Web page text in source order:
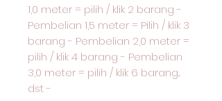
1,0 meter = pilih / klik 2 barang -
Pembelian 1,5 meter = Pilih / klik 3
barang - Pembelian 2,0 meter =
pilih / klik 4 barang - Pembelian
3,0 meter = pilih / klik 6 barang...
dst -